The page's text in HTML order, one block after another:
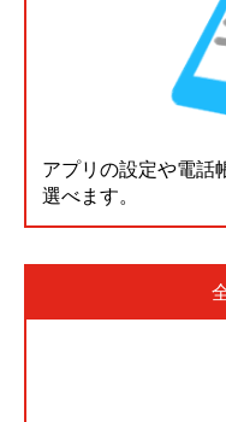
アプリの設定や電話
選べます。